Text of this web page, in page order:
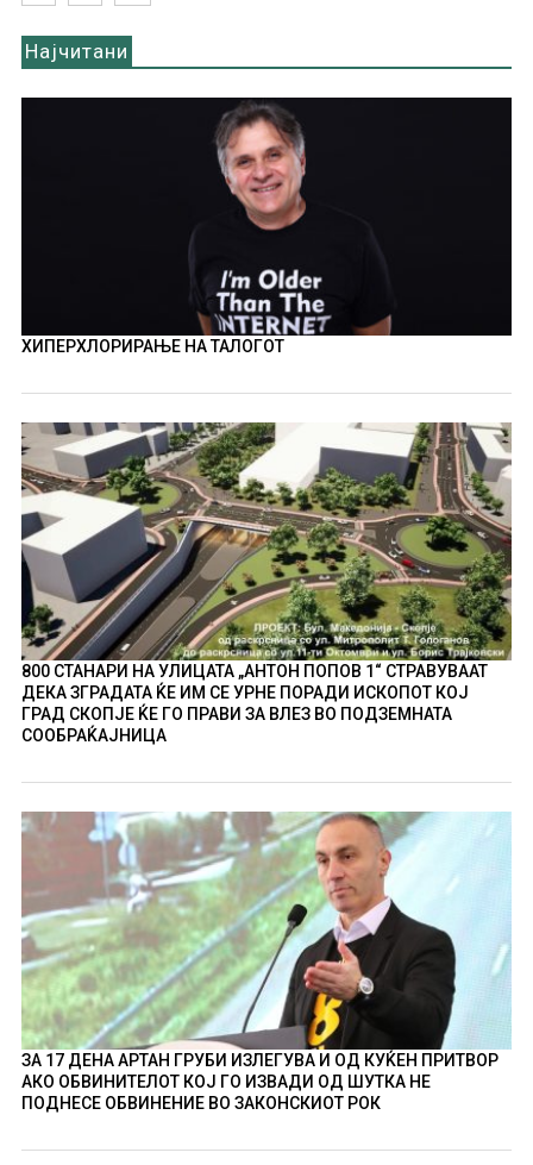
Најчитани
ХИПЕРХЛОРИРАЊЕ НА ТАЛОГОТ
800 СТАНАРИ НА УЛИЦАТА „АНТОН ПОПОВ 1“ СТРАВУВААТ
ДЕКА ЗГРАДАТА ЌЕ ИМ СЕ УРНЕ ПОРАДИ ИСКОПОТ КОЈ
ГРАД СКОПЈЕ ЌЕ ГО ПРАВИ ЗА ВЛЕЗ ВО ПОДЗЕМНАТА
СООБРАЌАЈНИЦА
ЗА 17 ДЕНА АРТАН ГРУБИ ИЗЛЕГУВА И ОД КУЌЕН ПРИТВОР
АКО ОБВИНИТЕЛОТ КОЈ ГО ИЗВАДИ ОД ШУТКА НЕ
ПОДНЕСЕ ОБВИНЕНИЕ ВО ЗАКОНСКИОТ РОК